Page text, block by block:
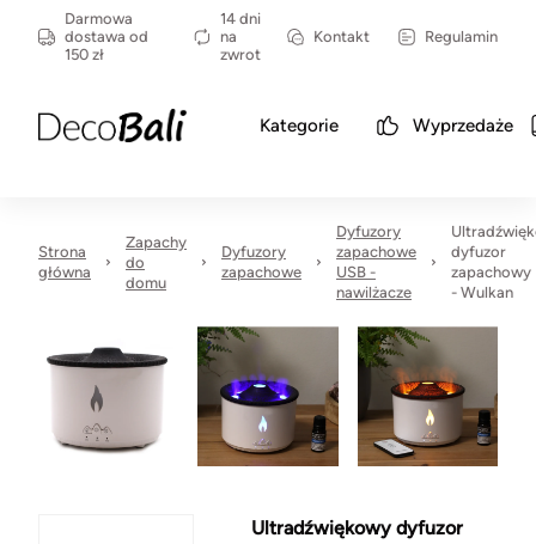
Darmowa
dostawa od
150 zł
14 dni
na
zwrot
Kontakt Regulamin
Kategorie Wyprzedaże
Strona
główna
Zapachy
do
domu
Dyfuzory
zapachowe
Dyfuzory
zapachowe
USB -
nawilżacze
dyfuzor
zapachowy
- Wulkan
Ultradźwiękowy dyfuzor